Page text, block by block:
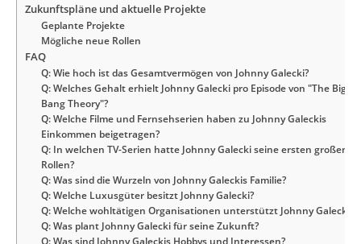
Zukunftspläne und aktuelle Projekte
Geplante Projekte
Mögliche neue Rollen
FAQ
Q: Wie hoch ist das Gesamtvermögen von Johnny Galecki?
Q: Welches Gehalt erhielt Johnny Galecki pro Episode von "The Big
Bang Theory"?
Q: Welche Filme und Fernsehserien haben zu Johnny Galeckis
Einkommen beigetragen?
Q: In welchen TV-Serien hatte Johnny Galecki seine ersten großen
Rollen?
Q: Was sind die Wurzeln von Johnny Galeckis Familie?
Q: Welche Luxusgüter besitzt Johnny Galecki?
Q: Welche wohltätigen Organisationen unterstützt Johnny Galecki?
Q: Was plant Johnny Galecki für seine Zukunft?
Q: Was sind Johnny Galeckis Hobbys und Interessen?